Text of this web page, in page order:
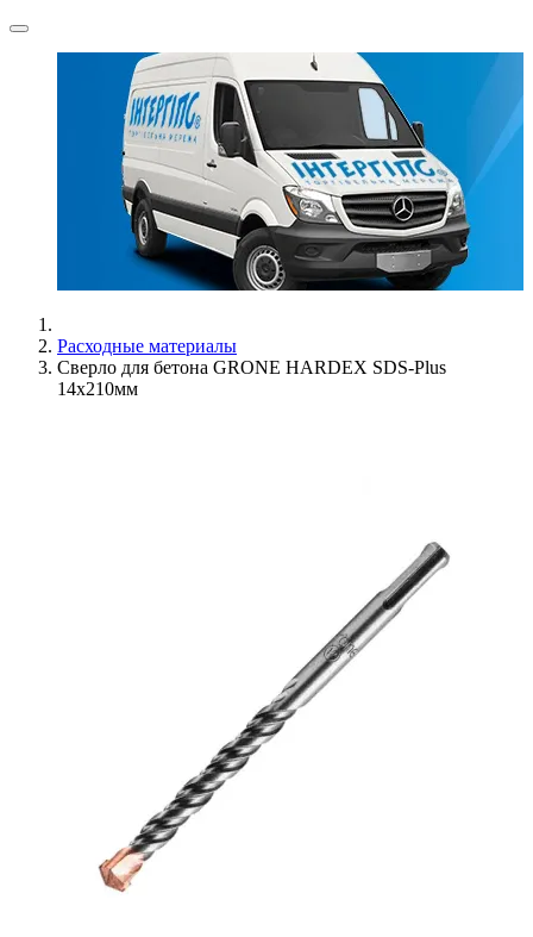
Расходные материалы
Сверло для бетона GRONE HARDEX SDS-Plus
14x210мм